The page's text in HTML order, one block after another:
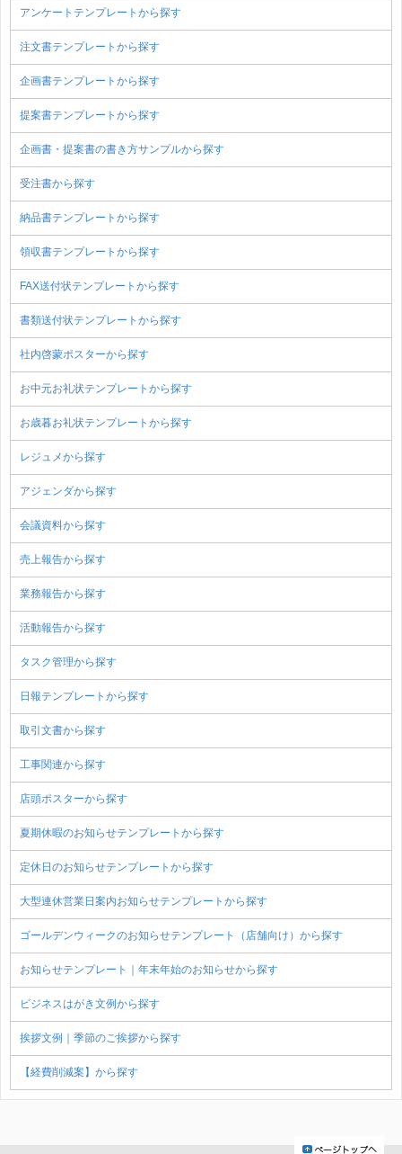
アンケートテンプレートから探す
注文書テンプレートから探す
企画書テンプレートから探す
提案書テンプレートから探す
企画書・提案書の書き方サンプルから探す
受注書から探す
納品書テンプレートから探す
領収書テンプレートから探す
FAX送付状テンプレートから探す
書類送付状テンプレートから探す
社内啓蒙ポスターから探す
お中元お礼状テンプレートから探す
お歳暮お礼状テンプレートから探す
レジュメから探す
アジェンダから探す
会議資料から探す
売上報告から探す
業務報告から探す
活動報告から探す
タスク管理から探す
日報テンプレートから探す
取引文書から探す
工事関連から探す
店頭ポスターから探す
夏期休暇のお知らせテンプレートから探す
定休日のお知らせテンプレートから探す
大型連休営業日案内お知らせテンプレートから探す
ゴールデンウィークのお知らせテンプレート（店舗向け）から探す
お知らせテンプレート｜年末年始のお知らせから探す
ビジネスはがき文例から探す
挨拶文例｜季節のご挨拶から探す
【経費削減案】から探す